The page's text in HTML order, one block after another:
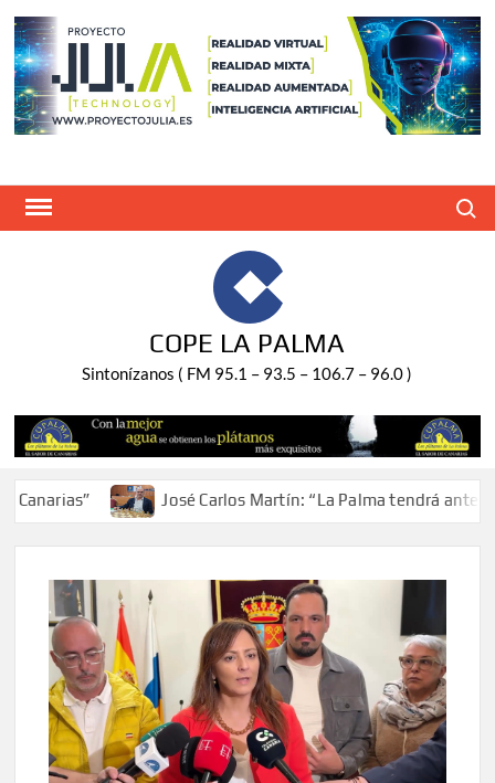
Saltar
contenido
COPE LA PALMA
Sintonízanos ( FM 95.1 – 93.5 – 106.7 – 96.0 )
José Carlos Martín: “La Palma tendrá antes de